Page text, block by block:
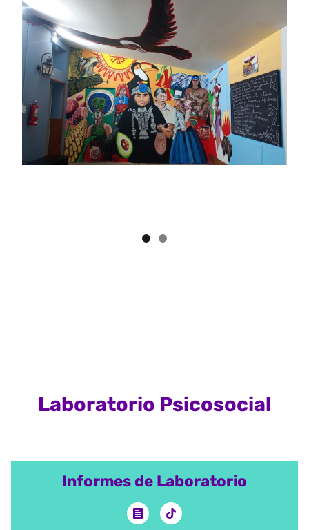
Laboratorio Psicosocial
Informes de Laboratorio